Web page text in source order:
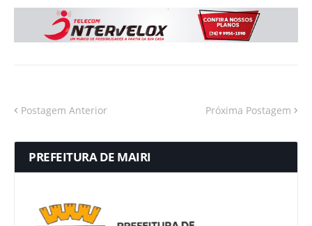
Postagem Anterior Próxima Postagem
PREFEITURA DE MAIRI